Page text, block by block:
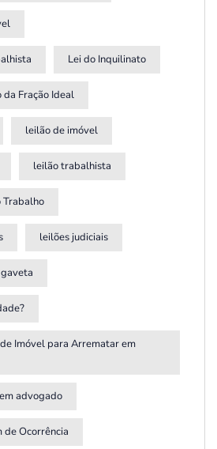
Lei do Inquilinato
da Fração Ideal
leilão de imóvel
leilão trabalhista
Trabalho
leilões judiciais
Imóvel para Arrematar em
advogado
Ocorrência